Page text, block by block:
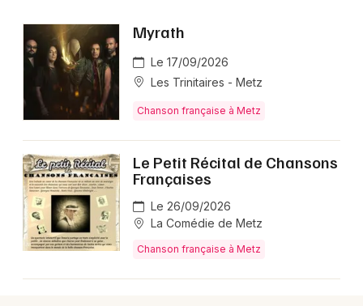
Myrath
Le 17/09/2026
Les Trinitaires - Metz
Chanson française à Metz
Le Petit Récital de Chansons
Françaises
Le 26/09/2026
La Comédie de Metz
Chanson française à Metz